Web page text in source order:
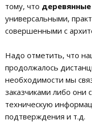
тому, что
универсальными,
совершенными с
Надо отметить, что
продолжалось
необходимости мы
заказчиками либо они
техническую
подтверждения и т.д.